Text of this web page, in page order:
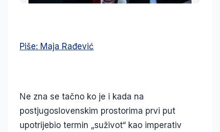
Piše: Maja Rađević
Ne zna se tačno ko je i kada na
postjugoslovenskim prostorima prvi put
upotrijebio termin „suživot“ kao imperativ